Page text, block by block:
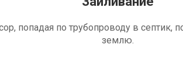
попадая по трубопроводу в септик,
землю.